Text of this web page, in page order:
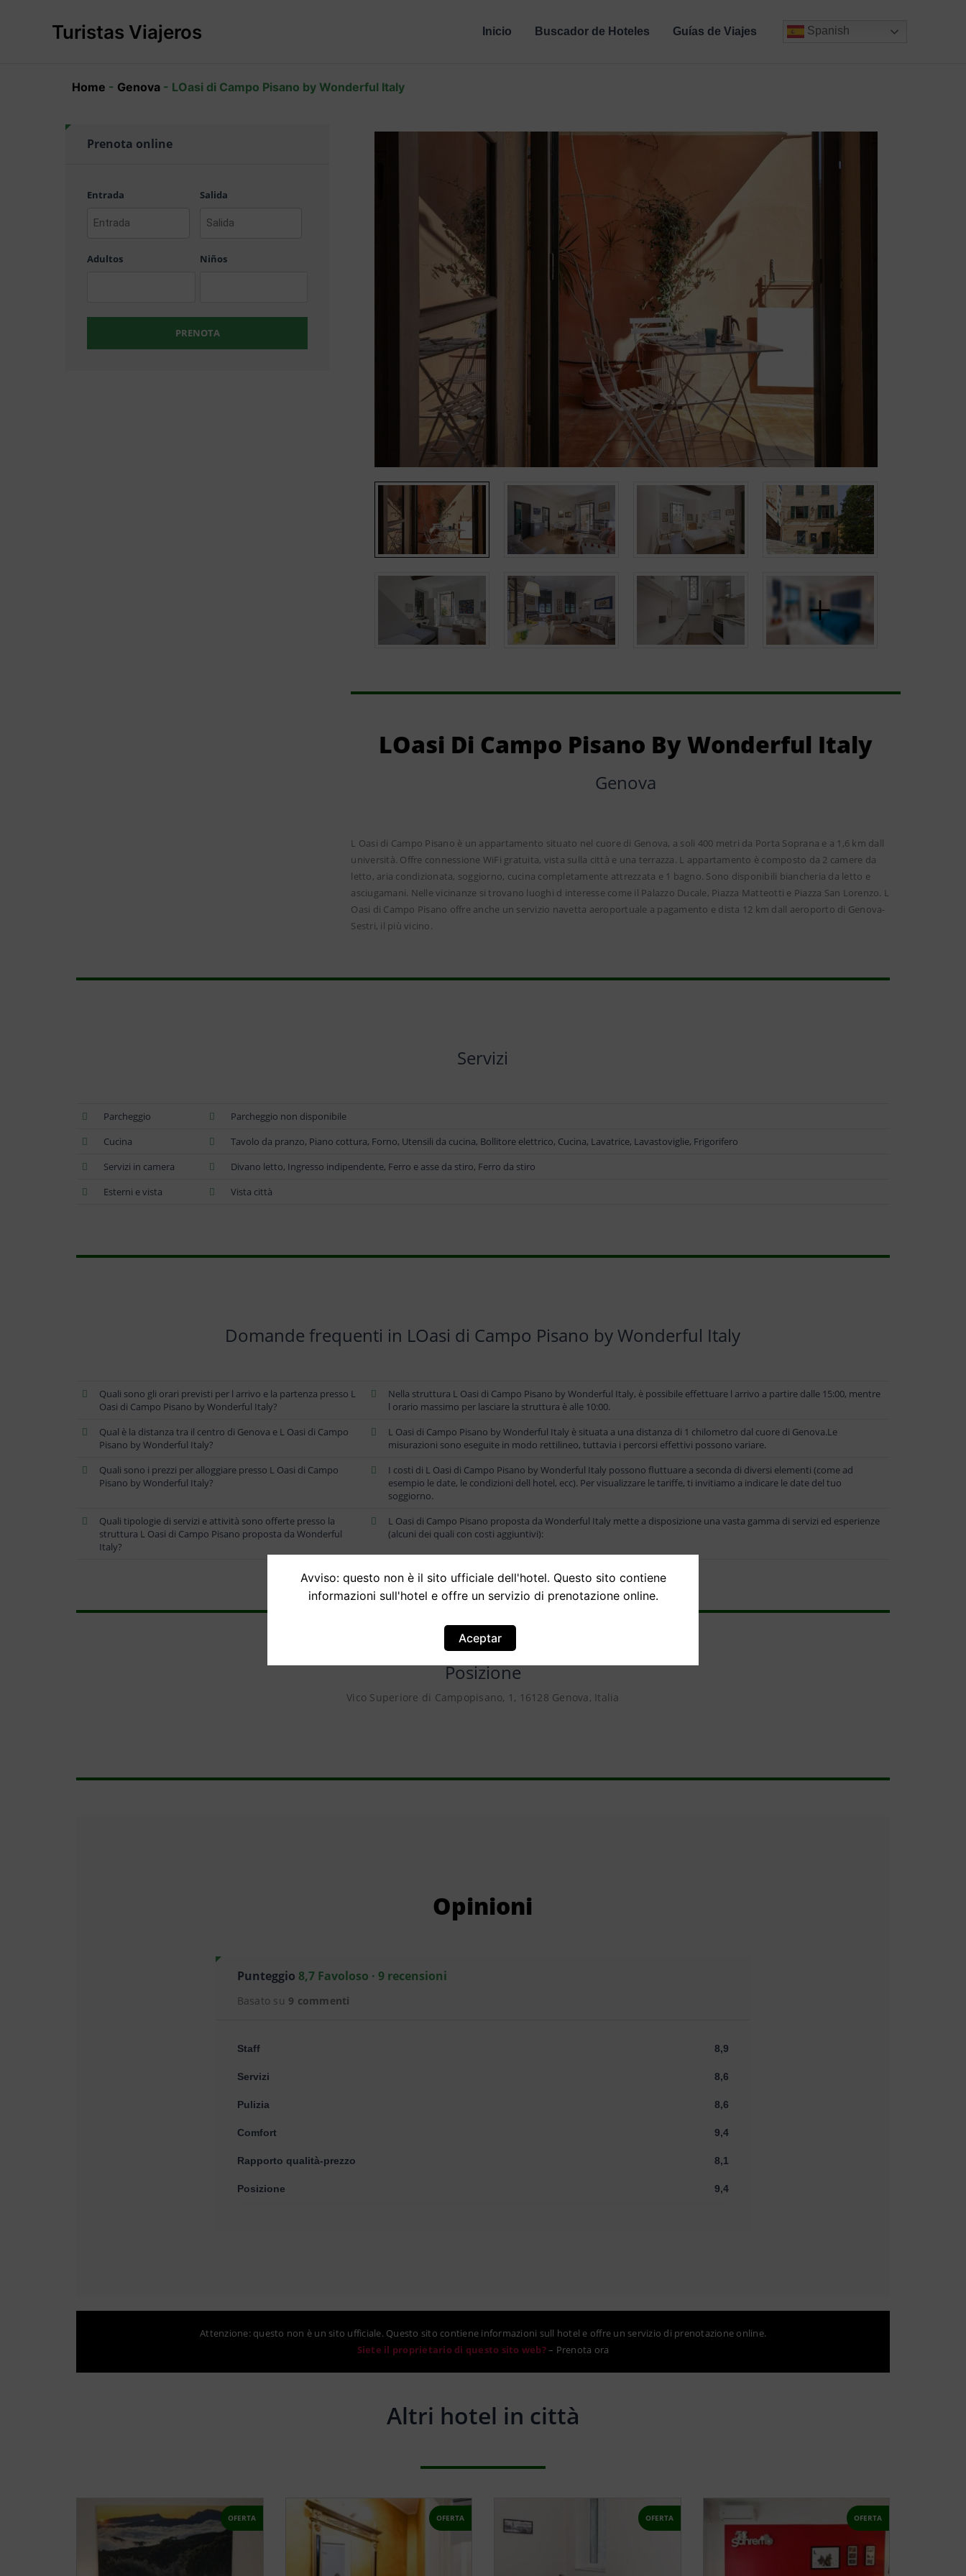
Turistas Viajeros Inicio Buscador de Hoteles Guías de Viajes Spanish
Home - Genova - LOasi di Campo Pisano by Wonderful Italy
Prenota online
Entrada Salida
Adultos Niños
PRENOTA
LOasi Di Campo Pisano By Wonderful Italy
Genova
L Oasi di Campo Pisano è un appartamento situato nel cuore di Genova, a soli 400 metri da Porta Soprana e a 1,6 km dall
università. Offre connessione WiFi gratuita, vista sulla città e una terrazza. L appartamento è composto da 2 camere da
letto, aria condizionata, soggiorno, cucina completamente attrezzata e 1 bagno. Sono disponibili biancheria da letto e
asciugamani. Nelle vicinanze si trovano luoghi d interesse come il Palazzo Ducale, Piazza Matteotti e Piazza San Lorenzo. L
Oasi di Campo Pisano offre anche un servizio navetta aeroportuale a pagamento e dista 12 km dall aeroporto di Genova-
Sestri, il più vicino.
Servizi
Parcheggio
Parcheggio non disponibile
Cucina
Tavolo da pranzo, Piano cottura, Forno, Utensili da cucina, Bollitore elettrico, Cucina, Lavatrice, Lavastoviglie, Frigorifero
Servizi in camera
Divano letto, Ingresso indipendente, Ferro e asse da stiro, Ferro da stiro
Esterni e vista
Vista città
Domande frequenti in LOasi di Campo Pisano by Wonderful Italy
Quali sono gli orari previsti per l arrivo e la partenza presso L
Oasi di Campo Pisano by Wonderful Italy?
Nella struttura L Oasi di Campo Pisano by Wonderful Italy, è possibile effettuare l arrivo a partire dalle 15:00, mentre
l orario massimo per lasciare la struttura è alle 10:00.
Qual è la distanza tra il centro di Genova e L Oasi di Campo
Pisano by Wonderful Italy?
L Oasi di Campo Pisano by Wonderful Italy è situata a una distanza di 1 chilometro dal cuore di Genova.Le
misurazioni sono eseguite in modo rettilineo, tuttavia i percorsi effettivi possono variare.
Quali sono i prezzi per alloggiare presso L Oasi di Campo
Pisano by Wonderful Italy?
I costi di L Oasi di Campo Pisano by Wonderful Italy possono fluttuare a seconda di diversi elementi (come ad
esempio le date, le condizioni dell hotel, ecc). Per visualizzare le tariffe, ti invitiamo a indicare le date del tuo
soggiorno.
Quali tipologie di servizi e attività sono offerte presso la
struttura L Oasi di Campo Pisano proposta da Wonderful
Italy?
L Oasi di Campo Pisano proposta da Wonderful Italy mette a disposizione una vasta gamma di servizi ed esperienze
(alcuni dei quali con costi aggiuntivi):
Posizione
Vico Superiore di Campopisano, 1, 16128 Genova, Italia
Opinioni
Punteggio 8,7 Favoloso · 9 recensioni
Basato su 9 commenti
Staff 8,9
Servizi 8,6
Pulizia 8,6
Comfort 9,4
Rapporto qualità-prezzo 8,1
Posizione 9,4
Attenzione: questo non è un sito ufficiale. Questo sito contiene informazioni sull hotel e offre un servizio di prenotazione online.
Siete il proprietario di questo sito web?– Prenota ora
Altri hotel in città
OFERTA OFERTA OFERTA OFERTA
Avviso: questo non è il sito ufficiale dell'hotel. Questo sito contiene
informazioni sull'hotel e offre un servizio di prenotazione online.
Aceptar